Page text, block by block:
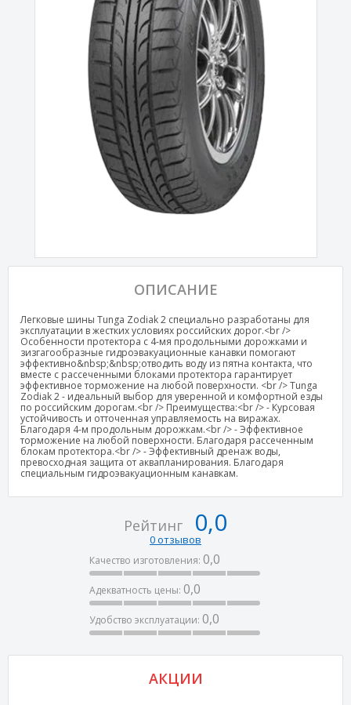
ОПИСАНИЕ
Легковые шины Tunga Zodiak 2 специально разработаны для
эксплуатации в жестких условиях российских дорог.<br />
Особенности протектора с 4-мя продольными дорожками и
зизгагообразные гидроэвакуационные канавки помогают
эффективно&nbsp;&nbsp;отводить воду из пятна контакта, что
вместе с рассеченными блоками протектора гарантирует
эффективное торможение на любой поверхности. <br /> Tunga
Zodiak 2 - идеальный выбор для уверенной и комфортной езды
по российским дорогам.<br /> Преимущества:<br /> - Курсовая
устойчивость и отточенная управляемость на виражах.
Благодаря 4-м продольным дорожкам.<br /> - Эффективное
торможение на любой поверхности. Благодаря рассеченным
блокам протектора.<br /> - Эффективный дренаж воды,
превосходная защита от аквапланирования. Благодаря
специальным гидроэвакуационным канавкам.
Рейтинг 0,0
0 отзывов
Качество изготовления: 0,0
Адекватность цены: 0,0
Удобство эксплуатации: 0,0
АКЦИИ